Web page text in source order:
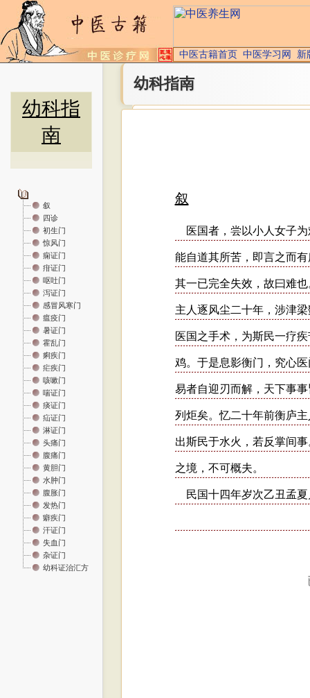
中医古籍首页 中医学习网 新
幼科指
南
叙
四诊
初生门
惊风门
痫证门
疳证门
呕吐门
泻证门
感冒风寒门
瘟疫门
暑证门
霍乱门
痢疾门
疟疾门
咳嗽门
喘证门
痰证门
疝证门
淋证门
头痛门
腹痛门
黄胆门
水肿门
腹胀门
发热门
癖疾门
汗证门
失血门
杂证门
幼科证治汇方
幼科指南